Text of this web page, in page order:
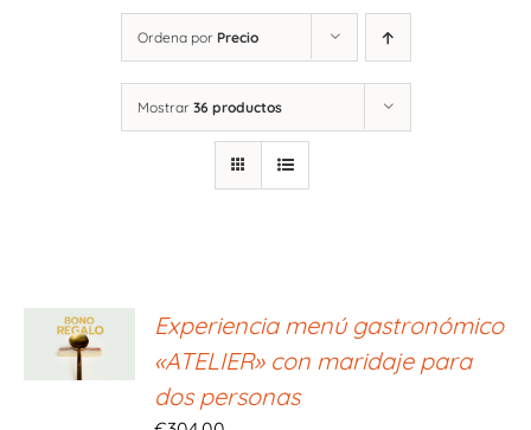
Ordena por Precio
Mostrar 36 productos
Experiencia menú gastronómico
«ATELIER» con maridaje para
dos personas